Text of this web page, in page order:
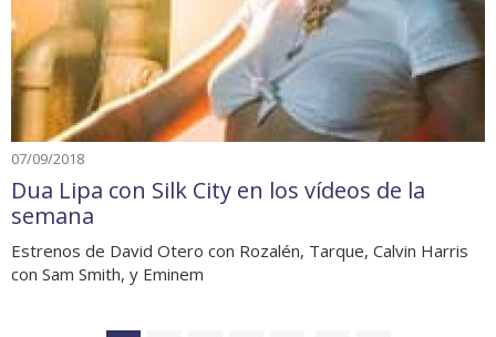
07/09/2018
Dua Lipa con Silk City en los vídeos de la
semana
Estrenos de David Otero con Rozalén, Tarque, Calvin Harris
con Sam Smith, y Eminem